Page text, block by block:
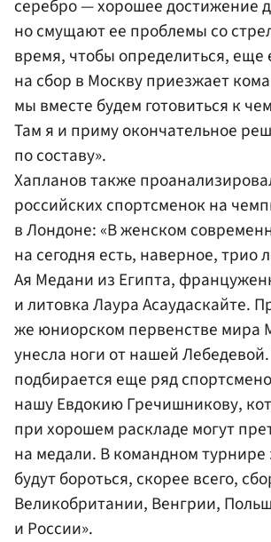
серебро — хорошее достижение
но смущают ее проблемы со
время, чтобы определиться, еще
на сбор в Москву приезжает
мы вместе будем готовиться к
Там я и приму окончательное
по составу».
Хапланов также
российских спортсменок на
в Лондоне: «В женском
на сегодня есть, наверное, трио
Ая Медани из Египта,
и литовка Лаура Асаудаскайте.
же юниорском первенстве мира
унесла ноги от нашей
подбирается еще ряд
нашу Евдокию Гречишникову,
при хорошем раскладе могут
на медали. В командном турнире
будут бороться, скорее всего,
Великобритании, Венгрии,
и России».